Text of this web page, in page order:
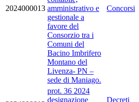
2024000013 amministrativo e
gestionale a
favore del
Consorzio tra i
Comuni del
Bacino Imbrifero
Montano del
Livenza- PN –
sede di Maniago.
Concorsi
prot. 36 2024
designazione
Decreti